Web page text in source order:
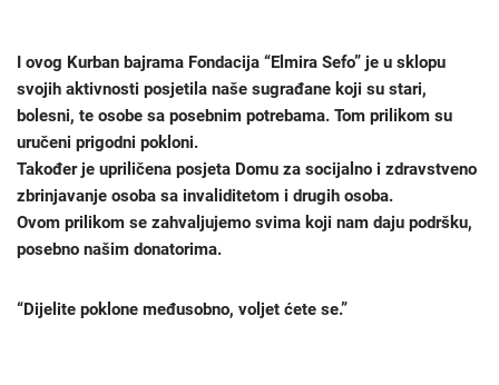
I ovog Kurban bajrama Fondacija “Elmira Sefo” je u sklopu
svojih aktivnosti posjetila naše sugrađane koji su stari,
bolesni, te osobe sa posebnim potrebama. Tom prilikom su
uručeni prigodni pokloni.
Također je upriličena posjeta Domu za socijalno i zdravstveno
zbrinjavanje osoba sa invaliditetom i drugih osoba.
Ovom prilikom se zahvaljujemo svima koji nam daju podršku,
posebno našim donatorima.
“Dijelite poklone međusobno, voljet ćete se.”